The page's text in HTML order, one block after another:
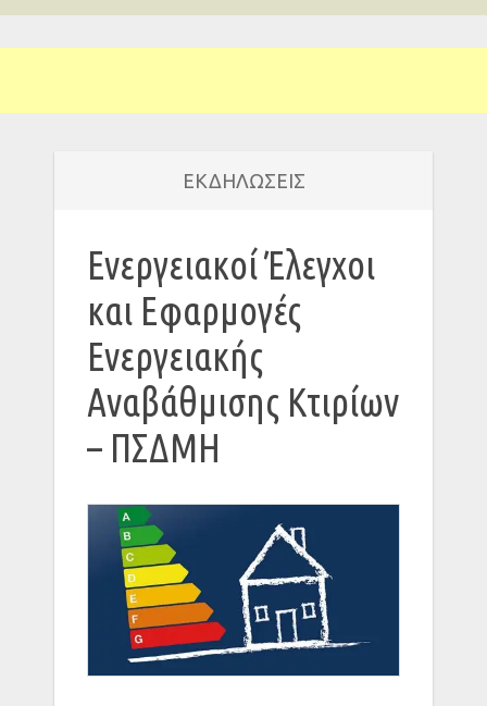
ΕΚΔΗΛΩΣΕΙΣ
Ενεργειακοί Έλεγχοι
και Εφαρμογές
Ενεργειακής
Αναβάθμισης Κτιρίων
– ΠΣΔΜΗ